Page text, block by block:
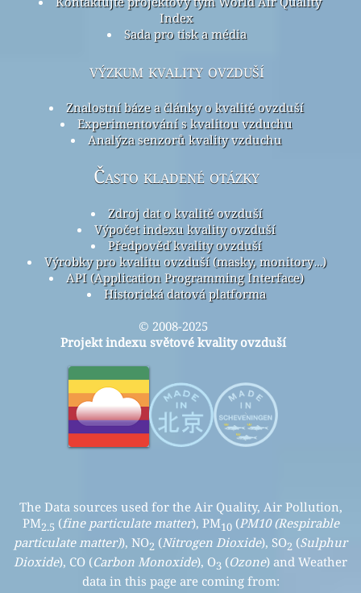
Index
Sada pro tisk a média
výzkum kvality ovzduší
Znalostní báze a články o kvalitě ovzduší
Experimentování s kvalitou vzduchu
Analýza senzorů kvality vzduchu
Často kladené otázky
Zdroj dat o kvalitě ovzduší
Výpočet indexu kvality ovzduší
Předpověď kvality ovzduší
Výrobky pro kvalitu ovzduší (masky, monitory…)
API (Application Programming Interface)
Historická datová platforma
© 2008-2025
Projekt indexu světové kvality ovzduší
The Data sources used for the Air Quality, Air Pollution,
PM2.5 (fine particulate matter), PM10(PM10 (Respirable
particulate matter)), NO2 (Nitrogen Dioxide), SO2 (Sulphur
Dioxide), CO (Carbon Monoxide), O3 (Ozone) and Weather
data in this page are coming from: